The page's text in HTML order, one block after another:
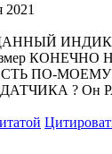
2021
КОНЕЧНО
ПО-
? Он